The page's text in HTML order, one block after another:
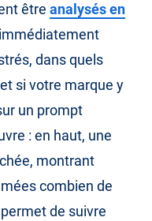
être analysés en
dans quels
si votre marque y
un prompt
: en haut, une
montrant
combien de
de suivre